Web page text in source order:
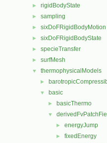
► rigidBodyState
► sampling
► sixDoFRigidBodyMotion
► sixDoFRigidBodyState
► specieTransfer
► surfMesh
▼ thermophysicalModels
►
▼ basic
► basicThermo
▼
► energyJump
► fixedEnergy